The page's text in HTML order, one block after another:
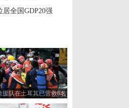
全国GDP20强
援队在土耳其已营救6名
被困者